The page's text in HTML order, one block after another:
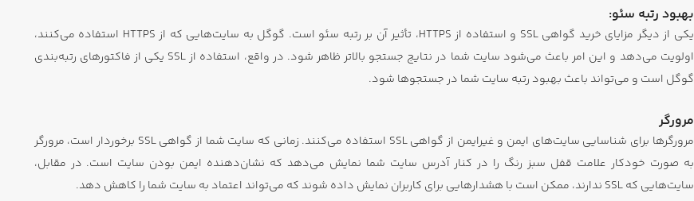
بهبود رتبه سئو:
یکی از دیگر مزایای خرید گواهی SSL و استفاده از HTTPS، تأثیر آن بر رتبه سئو است. گوگل به سایت‌هایی که از HTTPS استفاده می‌کنند،
اولویت می‌دهد و این امر باعث می‌شود سایت شما در نتایج جستجو بالاتر ظاهر شود. در واقع، استفاده از SSL یکی از فاکتورهای رتبه‌بندی
گوگل است و می‌تواند باعث بهبود رتبه سایت شما در جستجوها شود.
مرورگر
مرورگرها برای شناسایی سایت‌های ایمن و غیرایمن از گواهی SSL استفاده می‌کنند. زمانی که سایت شما از گواهی SSL برخوردار است، مرورگر
به صورت خودکار علامت قفل سبز رنگ را در کنار آدرس سایت شما نمایش می‌دهد که نشان‌دهنده ایمن بودن سایت است. در مقابل،
سایت‌هایی که SSL ندارند، ممکن است با هشدارهایی برای کاربران نمایش داده شوند که می‌تواند اعتماد به سایت شما را کاهش دهد.